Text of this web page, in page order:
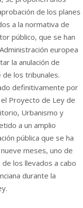
de los planes
a la normativa de
público, que se han
europea
la anulación de
los tribunales.
definitivamente por
Proyecto de Ley de
Urbanismo y
a un amplio
pública que se ha
meses, uno de
los llevados a cabo
durante la